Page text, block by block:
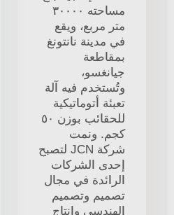
مساحته ٣٠٠٠٠
متر مربع، ويقع
في مدينة نانتونغ
بمقاطعة
جيانغسو،
وتُستخدم فيه آلة
تعبئة أتوماتيكية
للحقائب بوزن ٥٠
كجم. ونمت
شركة JCN لتصبح
إحدى الشركات
الرائدة في مجال
تصميم وتصميم
الهندسي وإنتاج